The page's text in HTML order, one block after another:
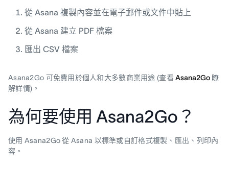
從 Asana 複製內容並在電子郵件或文件中貼上
從 Asana 建立 PDF 檔案
匯出 CSV 檔案
Asana2Go 可免費用於個人和大多數商業用途 (查看Asana2Go 瞭
解詳情)。
為何要使用 Asana2Go？
使用 Asana2Go 從 Asana 以標準或自訂格式複製、匯出、列印內
容。